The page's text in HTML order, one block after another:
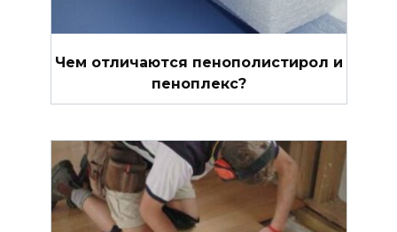
Чем отличаются пенополистирол и
пеноплекс?